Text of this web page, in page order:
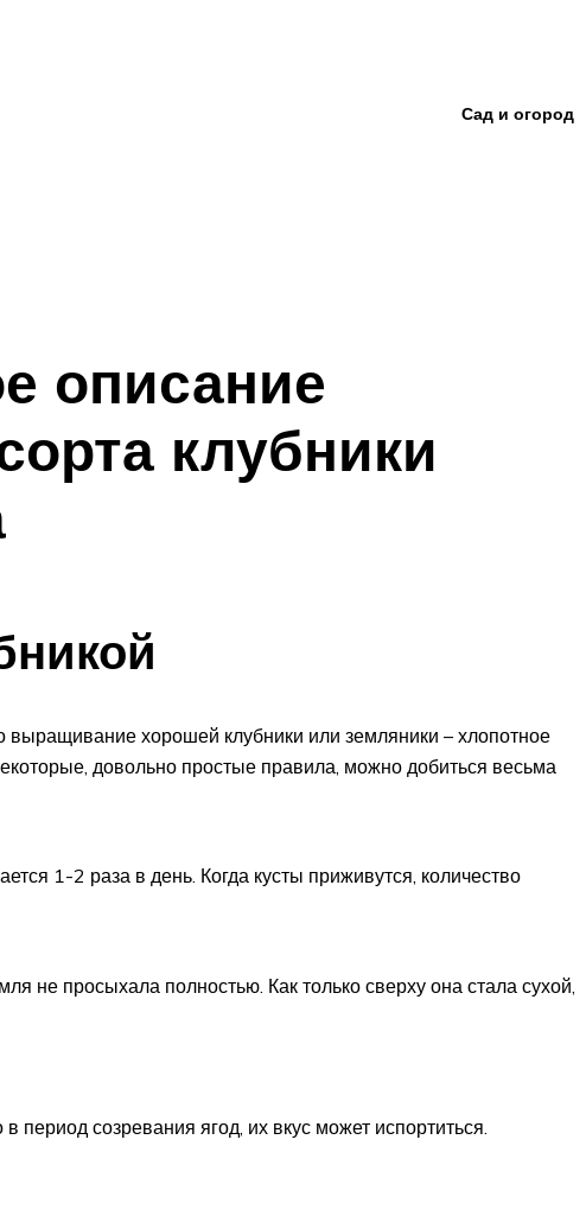
Сад и огород
описание
клубники
выращивание хорошей клубники или земляники – хлопотное
довольно простые правила, можно добиться весьма
1-2 раза в день. Когда кусты приживутся, количество
не просыхала полностью. Как только сверху она стала сухой,
период созревания ягод, их вкус может испортиться.